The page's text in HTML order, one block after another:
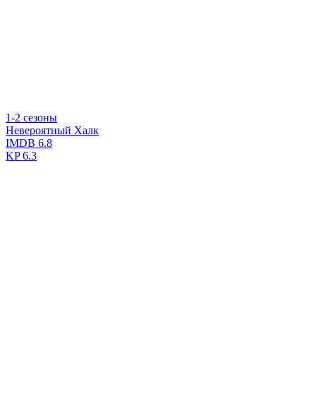
1-2 сезоны
Невероятный Халк
IMDB 6.8
KP6.3